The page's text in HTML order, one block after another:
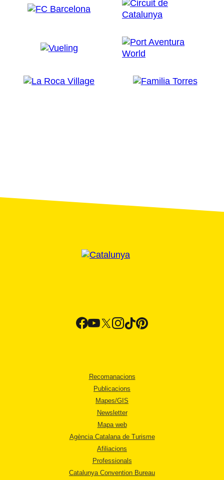
Recomanacions
Publicacions
Mapes/GIS
Newsletter
Mapa web
Agència Catalana de Turisme
Afiliacions
Professionals
Catalunya Convention Bureau